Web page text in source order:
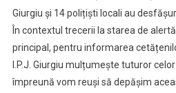
Giurgiu și 14 polițiști locali au
În contextul trecerii la starea de
principal, pentru informarea
I.P.J. Giurgiu mulțumește tuturor
împreună vom reuși să depășim